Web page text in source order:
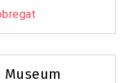
Museum